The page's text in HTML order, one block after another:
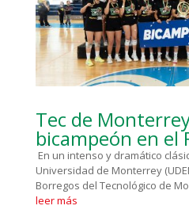
Tec de
bicampeón en el
En un intenso y dramático
Universidad de Monterrey
Borregos del Tecnológico de
leer más